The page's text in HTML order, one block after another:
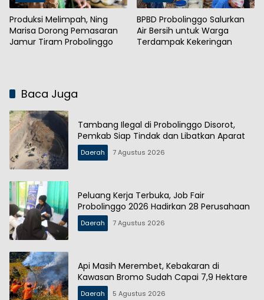
Produksi Melimpah, Ning
Marisa Dorong Pemasaran
Jamur Tiram Probolinggo
BPBD Probolinggo Salurkan
Air Bersih untuk Warga
Terdampak Kekeringan
Baca Juga
Tambang Ilegal di Probolinggo Disorot,
Pemkab Siap Tindak dan Libatkan Aparat
Daerah 7 Agustus 2026
Peluang Kerja Terbuka, Job Fair
Probolinggo 2026 Hadirkan 28 Perusahaan
Daerah 7 Agustus 2026
Api Masih Merembet, Kebakaran di
Kawasan Bromo Sudah Capai 7,9 Hektare
Daerah 5 Agustus 2026